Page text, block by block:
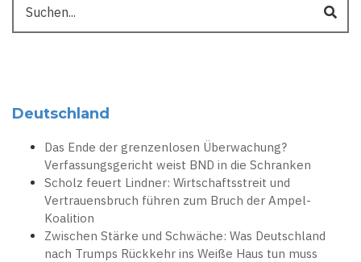
Deutschland
Das Ende der grenzenlosen Überwachung?
Verfassungsgericht weist BND in die Schranken
Scholz feuert Lindner: Wirtschaftsstreit und
Vertrauensbruch führen zum Bruch der Ampel-
Koalition
Zwischen Stärke und Schwäche: Was Deutschland
nach Trumps Rückkehr ins Weiße Haus tun muss